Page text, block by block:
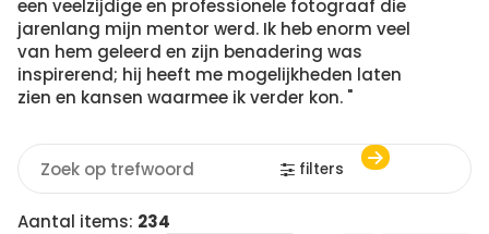
een veelzijdige en professionele fotograaf die
jarenlang mijn mentor werd. Ik heb enorm veel
van hem geleerd en zijn benadering was
inspirerend; hij heeft me mogelijkheden laten
zien en kansen waarmee ik verder kon. "
filters
Aantal items: 234